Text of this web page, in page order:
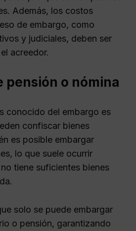
Además, los costos
de embargo, como
y judiciales, deben ser
acreedor.
pensión o nómina
conocido del embargo es
confiscar bienes
es posible embargar
lo que suele ocurrir
tiene suficientes bienes
solo se puede embargar
o pensión, garantizando